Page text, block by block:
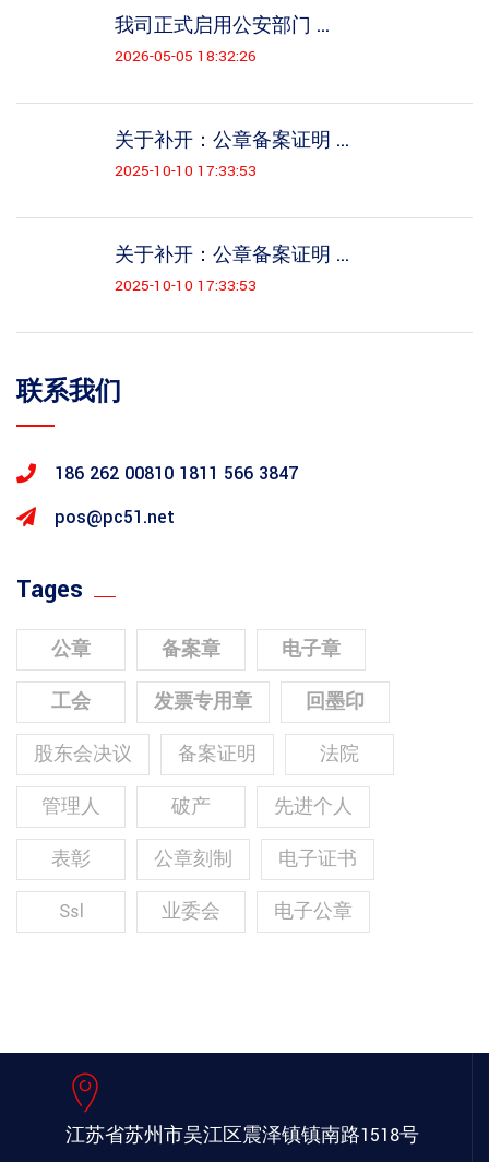
我司正式启用公安部门 ...
2026-05-05 18:32:26
关于补开：公章备案证明 ...
2025-10-10 17:33:53
关于补开：公章备案证明 ...
2025-10-10 17:33:53
联系我们
186 262 00810 1811 566 3847
pos@pc51.net
Tages
公章 备案章 电子章
工会 发票专用章 回墨印
股东会决议 备案证明 法院
管理人 破产 先进个人
表彰 公章刻制 电子证书
Ssl 业委会 电子公章
江苏省苏州市吴江区震泽镇镇南路1518号